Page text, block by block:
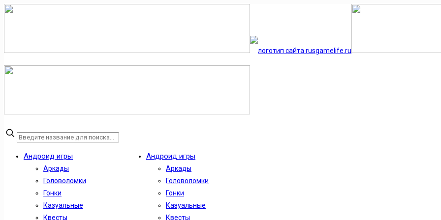
Андроид игры
Аркады
Головоломки
Гонки
Казуальные
Квесты
Андроид игры
Аркады
Головоломки
Гонки
Казуальные
Квесты